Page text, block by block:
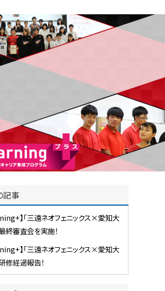
記事
】「三遠ネオフェニックス×愛知大
終審査会を実施！
】「三遠ネオフェニックス×愛知大
修経過報告！